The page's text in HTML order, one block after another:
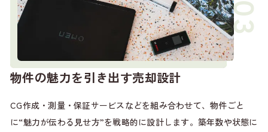
物件の魅力を引き出す売却設計
CG作成・測量・保証サービスなどを組み合わせて、物件ごと
に“魅力が伝わる見せ方”を戦略的に設計します。築年数や状態に